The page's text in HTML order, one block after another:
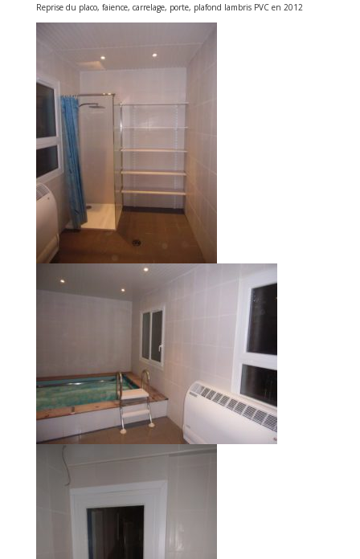
Reprise du placo, faience, carrelage, porte, plafond lambris PVC en 2012